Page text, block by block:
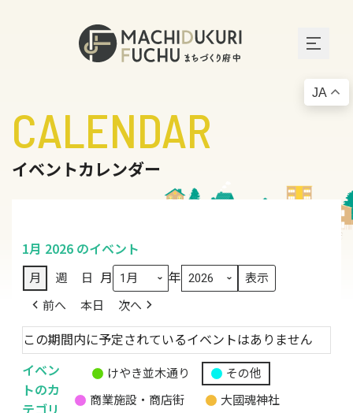
CALENDAR
イベントカレンダー
1月 2026 のイベント
月 週 日 月 年
前へ 本日 次へ
この期間内に予定されているイベントはありません
イベン
トのカ
テゴリ
題
けやき並木通り
その他
商業施設・商店街
大國魂神社
JA